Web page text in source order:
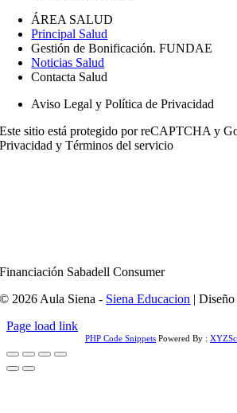
ÁREA SALUD
Principal Salud
Gestión de Bonificación. FUNDAE
Noticias Salud
Contacta Salud
Aviso Legal y Política de Privacidad
Este sitio está protegido por reCAPTCHA y
Privacidad yTérminos del servicio
Financiación Sabadell Consumer
© 2026 Aula Siena - Siena Educacion |
Page load link
PHP Code Snippets Powered By :